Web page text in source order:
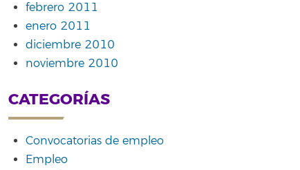
febrero 2011
enero 2011
diciembre 2010
noviembre 2010
CATEGORÍAS
Convocatorias de empleo
Empleo